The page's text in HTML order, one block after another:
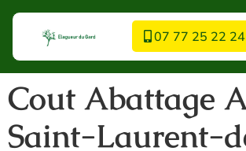
07 77 25 22 24
Cout Abattage
Saint-Laurent-